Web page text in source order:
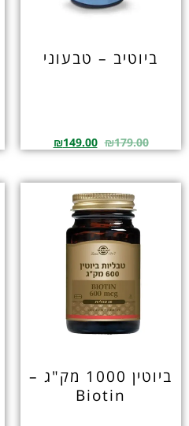
ביוטיב – טבעוני
₪179.00
₪149.00
ביוטין 1000 מק"ג –
Biotin